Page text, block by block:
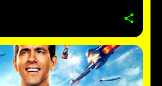
CAMILLE KOSTEK ELOKUVA +8